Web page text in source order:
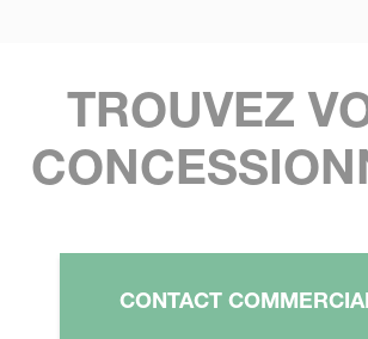
TROUVEZ
CONTACT